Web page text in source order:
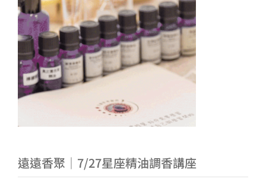
遠遠香聚｜7/27星座精油調香講座